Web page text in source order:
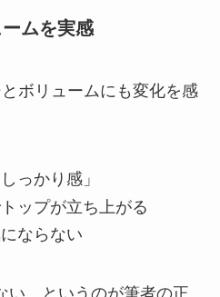
ムを実感
ボリュームにも変化を感
っかり感」
ップが立ち上がる
ならない
い、というのが筆者の正